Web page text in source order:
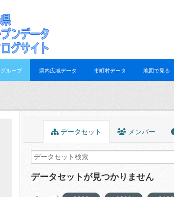
グループ 県内広域データ 市町村データ 地図で見る
データセット メンバー
データセットが見つかりません